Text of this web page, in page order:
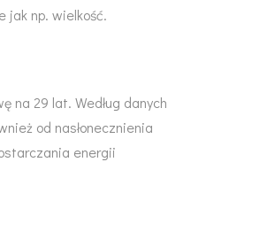
jak np. wielkość.
na 29 lat. Według danych
od nasłonecznienia
energii